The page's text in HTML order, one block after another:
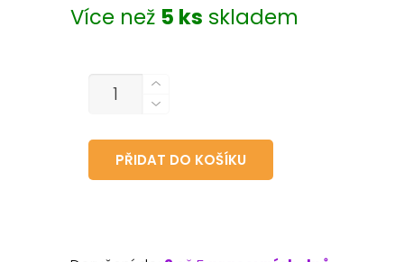
Více než 5 ks skladem
MNOŽSTVÍ
PŘIDAT DO KOŠÍKU